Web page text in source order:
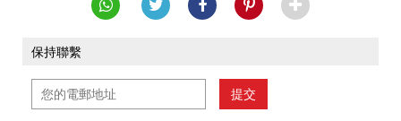
保持聯繫
提交